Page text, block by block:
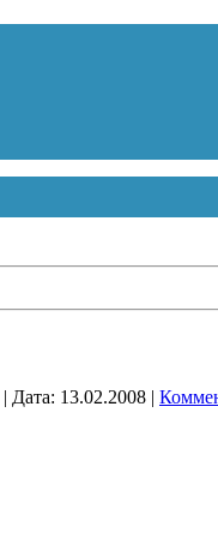
| Дата: 13.02.2008 |